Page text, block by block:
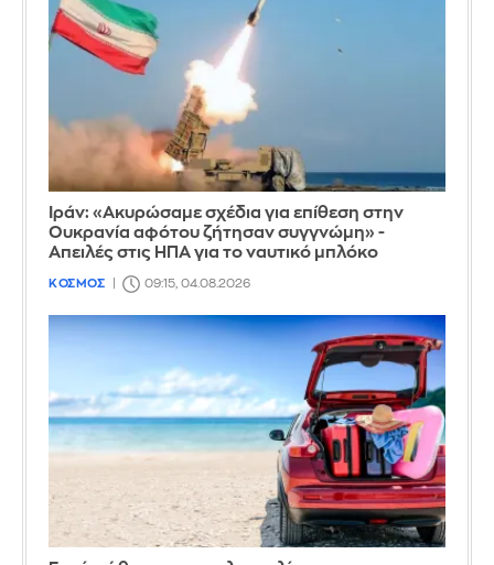
Ιράν: «Ακυρώσαμε σχέδια για επίθεση στην
Ουκρανία αφότου ζήτησαν συγγνώμη» -
Απειλές στις ΗΠΑ για το ναυτικό μπλόκο
ΚΟΣΜΟΣ 09:15, 04.08.2026